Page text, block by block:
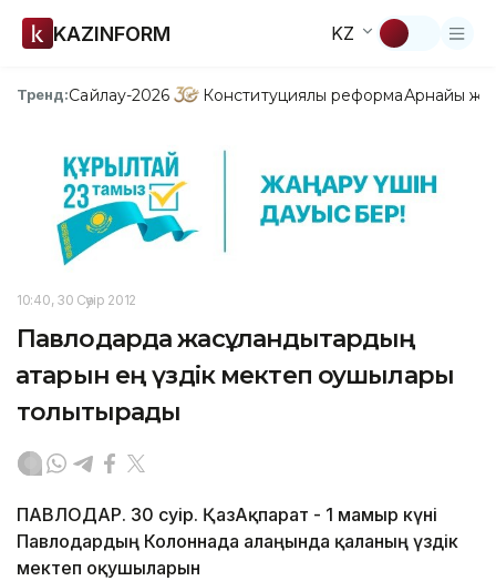
KAZINFORM KZ
Тренд:Сайлау-2026 Конституциялық реформаАрнайы
10:40, 30 Сәуір 2012
Павлодарда жасұландықтардың
қатарын ең үздік мектеп оқушылары
толықтырады
ПАВЛОДАР. 30 сәуір. ҚазАқпарат - 1 мамыр күні
Павлодардың Колоннада алаңында қаланың үздік
мектеп оқушыларын